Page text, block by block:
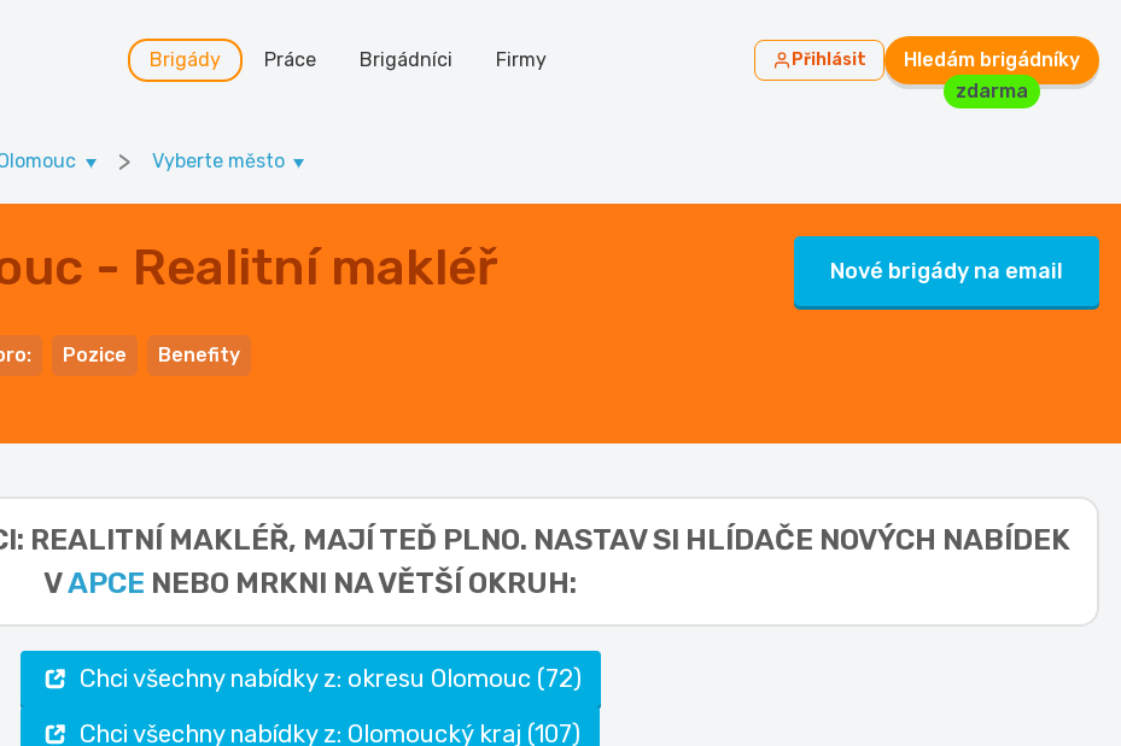
Brigády Práce Brigádníci Firmy Přihlásit
Hledám brigádníky
zdarma
> Vyberte město
- Realitní makléř
Pozice Benefity
Nové brigády na email
REALITNÍ MAKLÉŘ, MAJÍ TEĎ PLNO. NASTAV SI HLÍDAČE NOVÝCH NABÍDEK
VAPCE NEBO MRKNI NA VĚTŠÍ OKRUH:
Chci všechny nabídky z: okresu Olomouc (72)
Chci všechny nabídky z: Olomoucký kraj (107)